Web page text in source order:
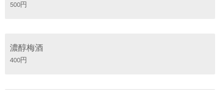
500円
濃醇梅酒
400円